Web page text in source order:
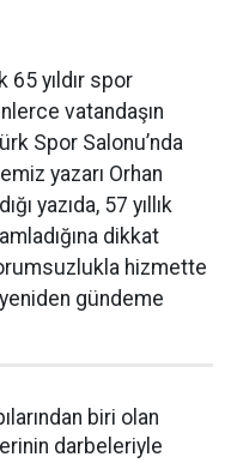
65 yıldır spor
vatandaşın
Spor Salonu’nda
yazarı Orhan
yazıda, 57 yıllık
dikkat
hizmette
gündeme
biri olan
darbeleriyle